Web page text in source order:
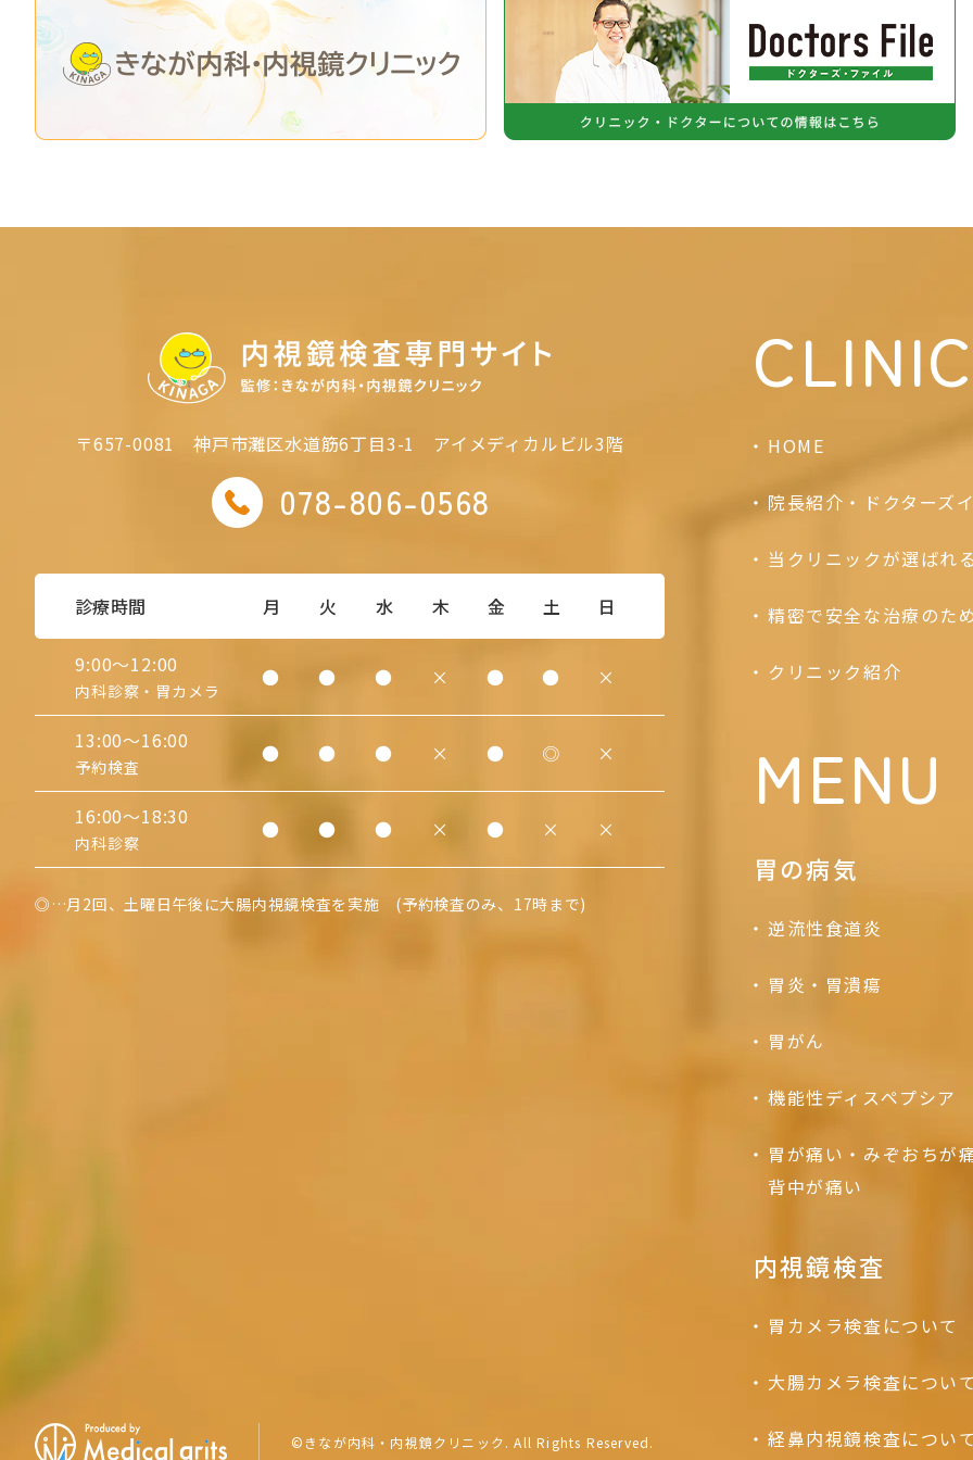
〒657-0081 神戸市灘区水道筋6丁目3-1 アイメディカルビル3階
078-806-0568
診療時間 月 火 水 木 金 土 日
9:00〜12:00
内科診察・ 胃カメラ
● ● ● × ● ● ×
13:00〜16:00
予約検査
● ● ● × ● ◎ ×
16:00〜18:30
内科診察
● ● ● × ● × ×
◎ …月2回、土曜日午後に大腸内視鏡検査を実施 (予約検査のみ、17時まで)
©きなが内科・内視鏡クリニック.All Rights Reserved.
HOME
院長紹介・ドクターズ
当クリニックが選ばれ
精密で安全な治療のた
クリニック紹介
MENU
胃の病気
逆流性食道炎
胃炎・胃潰瘍
胃がん
機能性ディスペプシア
胃が痛い・みぞおちが
背中が痛い
内視鏡検査
胃カメラ検査について
大腸カメラ検査につい
経鼻内視鏡検査につい